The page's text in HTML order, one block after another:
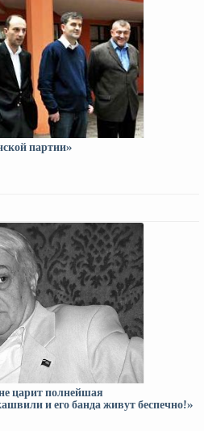
партии»
царит полнейшая
и его банда живут беспечно!»